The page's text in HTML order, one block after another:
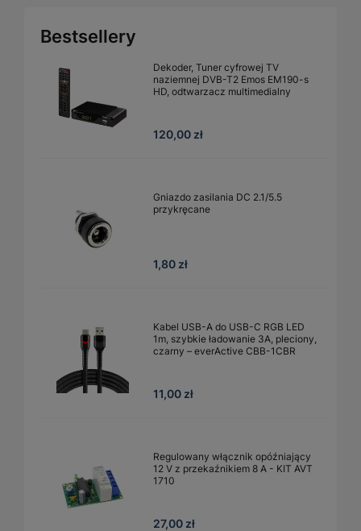
Bestsellery
Dekoder, Tuner cyfrowej TV
naziemnej DVB-T2 Emos EM190-s
HD, odtwarzacz multimedialny
120,00 zł
Gniazdo zasilania DC 2.1/5.5
przykręcane
1,80 zł
Kabel USB-A do USB-C RGB LED
1m, szybkie ładowanie 3A, pleciony,
czarny – everActive CBB-1CBR
11,00 zł
Regulowany włącznik opóźniający
12 V z przekaźnikiem 8 A - KIT AVT
1710
27,00 zł